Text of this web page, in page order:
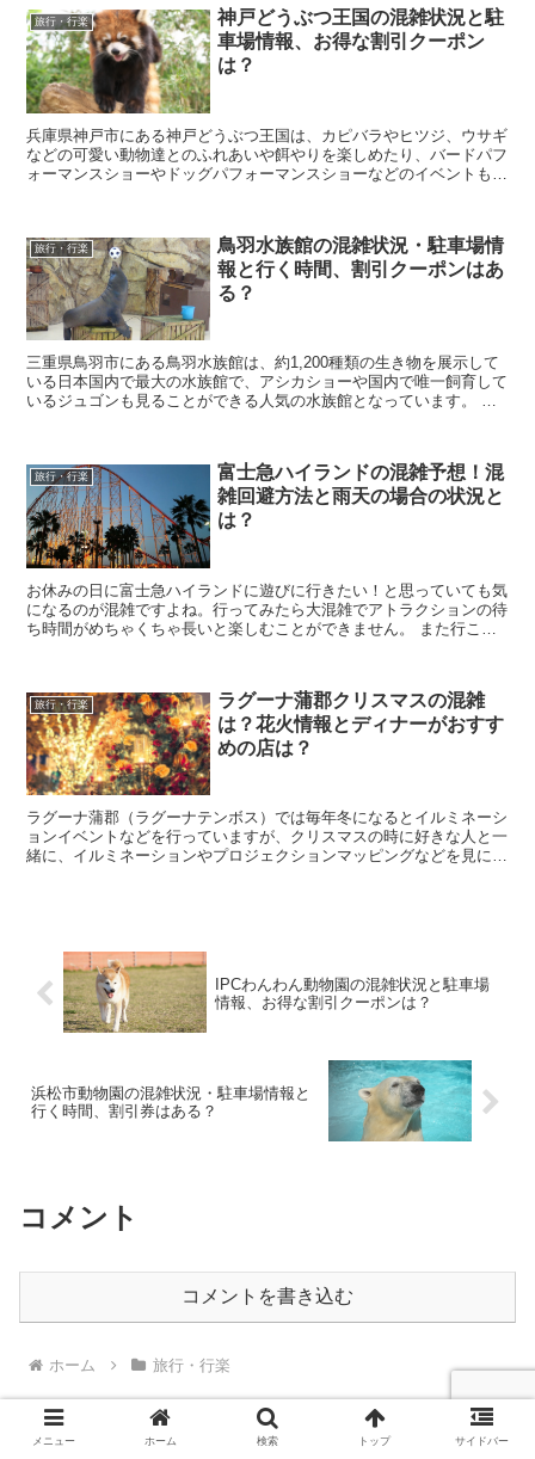
旅行・行楽
神戸どうぶつ王国の混雑状況と駐
車場情報、お得な割引クーポン
は？
兵庫県神戸市にある神戸どうぶつ王国は、カピバラやヒツジ、ウサギ
などの可愛い動物達とのふれあいや餌やりを楽しめたり、バードパフ
ォーマンスショーやドッグパフォーマンスショーなどのイベントも楽
旅行・行楽
鳥羽水族館の混雑状況・駐車場情
報と行く時間、割引クーポンはあ
る？
三重県鳥羽市にある鳥羽水族館は、約1,200種類の生き物を展示して
いる日本国内で最大の水族館で、アシカショーや国内で唯一飼育して
いるジュゴンも見ることができる人気の水族館となっています。 そ
旅行・行楽
富士急ハイランドの混雑予想！混
雑回避方法と雨天の場合の状況と
は？
お休みの日に富士急ハイランドに遊びに行きたい！と思っていても気
になるのが混雑ですよね。行ってみたら大混雑でアトラクションの待
ち時間がめちゃくちゃ長いと楽しむことができません。 また行こう
旅行・行楽
ラグーナ蒲郡クリスマスの混雑
は？花火情報とディナーがおすす
めの店は？
ラグーナ蒲郡（ラグーナテンボス）では毎年冬になるとイルミネーシ
ョンイベントなどを行っていますが、クリスマスの時に好きな人と一
緒に、イルミネーションやプロジェクションマッピングなどを見に行
IPCわんわん動物園の混雑状況と駐車場
情報、お得な割引クーポンは？
浜松市動物園の混雑状況・駐車場情報と
行く時間、割引券はある？
コメント
コメントを書き込む
ホーム 旅行・行楽
メニュー ホーム 検索 トップ サイドバー